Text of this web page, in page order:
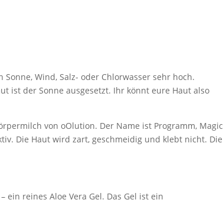
Wind, Salz- oder Chlorwasser sehr hoch.
ist der Sonne ausgesetzt. Ihr könnt eure Haut also
von oOlution. Der Name ist Programm, Magic
Die Haut wird zart, geschmeidig und klebt nicht. Die
ein reines Aloe Vera Gel. Das Gel ist ein